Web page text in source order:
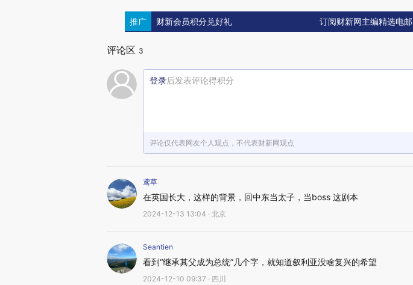
推广 财新会员积分兑好礼 订阅财新网主编精选电邮
评论区 3
登录后发表评论得积分
评论仅代表网友个人观点，不代表财新网观点
鸢草
在英国长大，这样的背景，回中东当太子，当boss 这剧本
2024-12-13 13:04 · 北京
Seantien
看到“继承其父成为总统”几个字，就知道叙利亚没啥复兴的希望
2024-12-10 09:37 · 四川